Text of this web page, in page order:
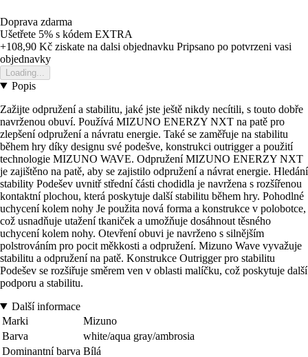
Doprava zdarma
Ušetřete 5% s kódem EXTRA
+108,90 Kč ziskate na dalsi objednavku Pripsano po potvrzeni vasi
objednavky
Loading...
Popis
Zažijte odpružení a stabilitu, jaké jste ještě nikdy necítili, s touto dobře
navrženou obuví. Používá MIZUNO ENERZY NXT na patě pro
zlepšení odpružení a návratu energie. Také se zaměřuje na stabilitu
během hry díky designu své podešve, konstrukci outrigger a použití
technologie MIZUNO WAVE. Odpružení MIZUNO ENERZY NXT
je zajištěno na patě, aby se zajistilo odpružení a návrat energie. Hledání
stability Podešev uvnitř střední části chodidla je navržena s rozšířenou
kontaktní plochou, která poskytuje další stabilitu během hry. Pohodlné
uchycení kolem nohy Je použita nová forma a konstrukce v polobotce,
což usnadňuje utažení tkaniček a umožňuje dosáhnout těsného
uchycení kolem nohy. Otevření obuvi je navrženo s silnějším
polstrováním pro pocit měkkosti a odpružení. Mizuno Wave vyvažuje
stabilitu a odpružení na patě. Konstrukce Outrigger pro stabilitu
Podešev se rozšiřuje směrem ven v oblasti malíčku, což poskytuje další
podporu a stabilitu.
Další informace
Marki
Mizuno
Barva
white/aqua gray/ambrosia
Dominantní barva Bílá